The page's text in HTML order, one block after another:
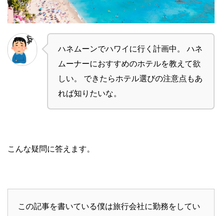
ハネムーンでハワイに行く計画中。
ハネ
ムーナーにおすすめのホテルを教えて欲
しい。
できたらホテル選びの注意点もあ
れば知りたいな。
こんな疑問に答えます。
この記事を書いている僕は旅行会社に勤務をしてい